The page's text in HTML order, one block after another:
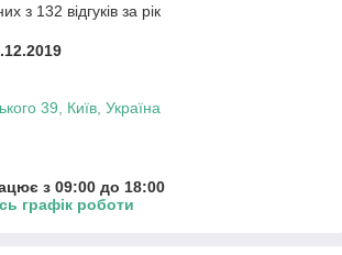
з 132 відгуків за рік
39, Київ, Україна
з 09:00 до 18:00
графік роботи